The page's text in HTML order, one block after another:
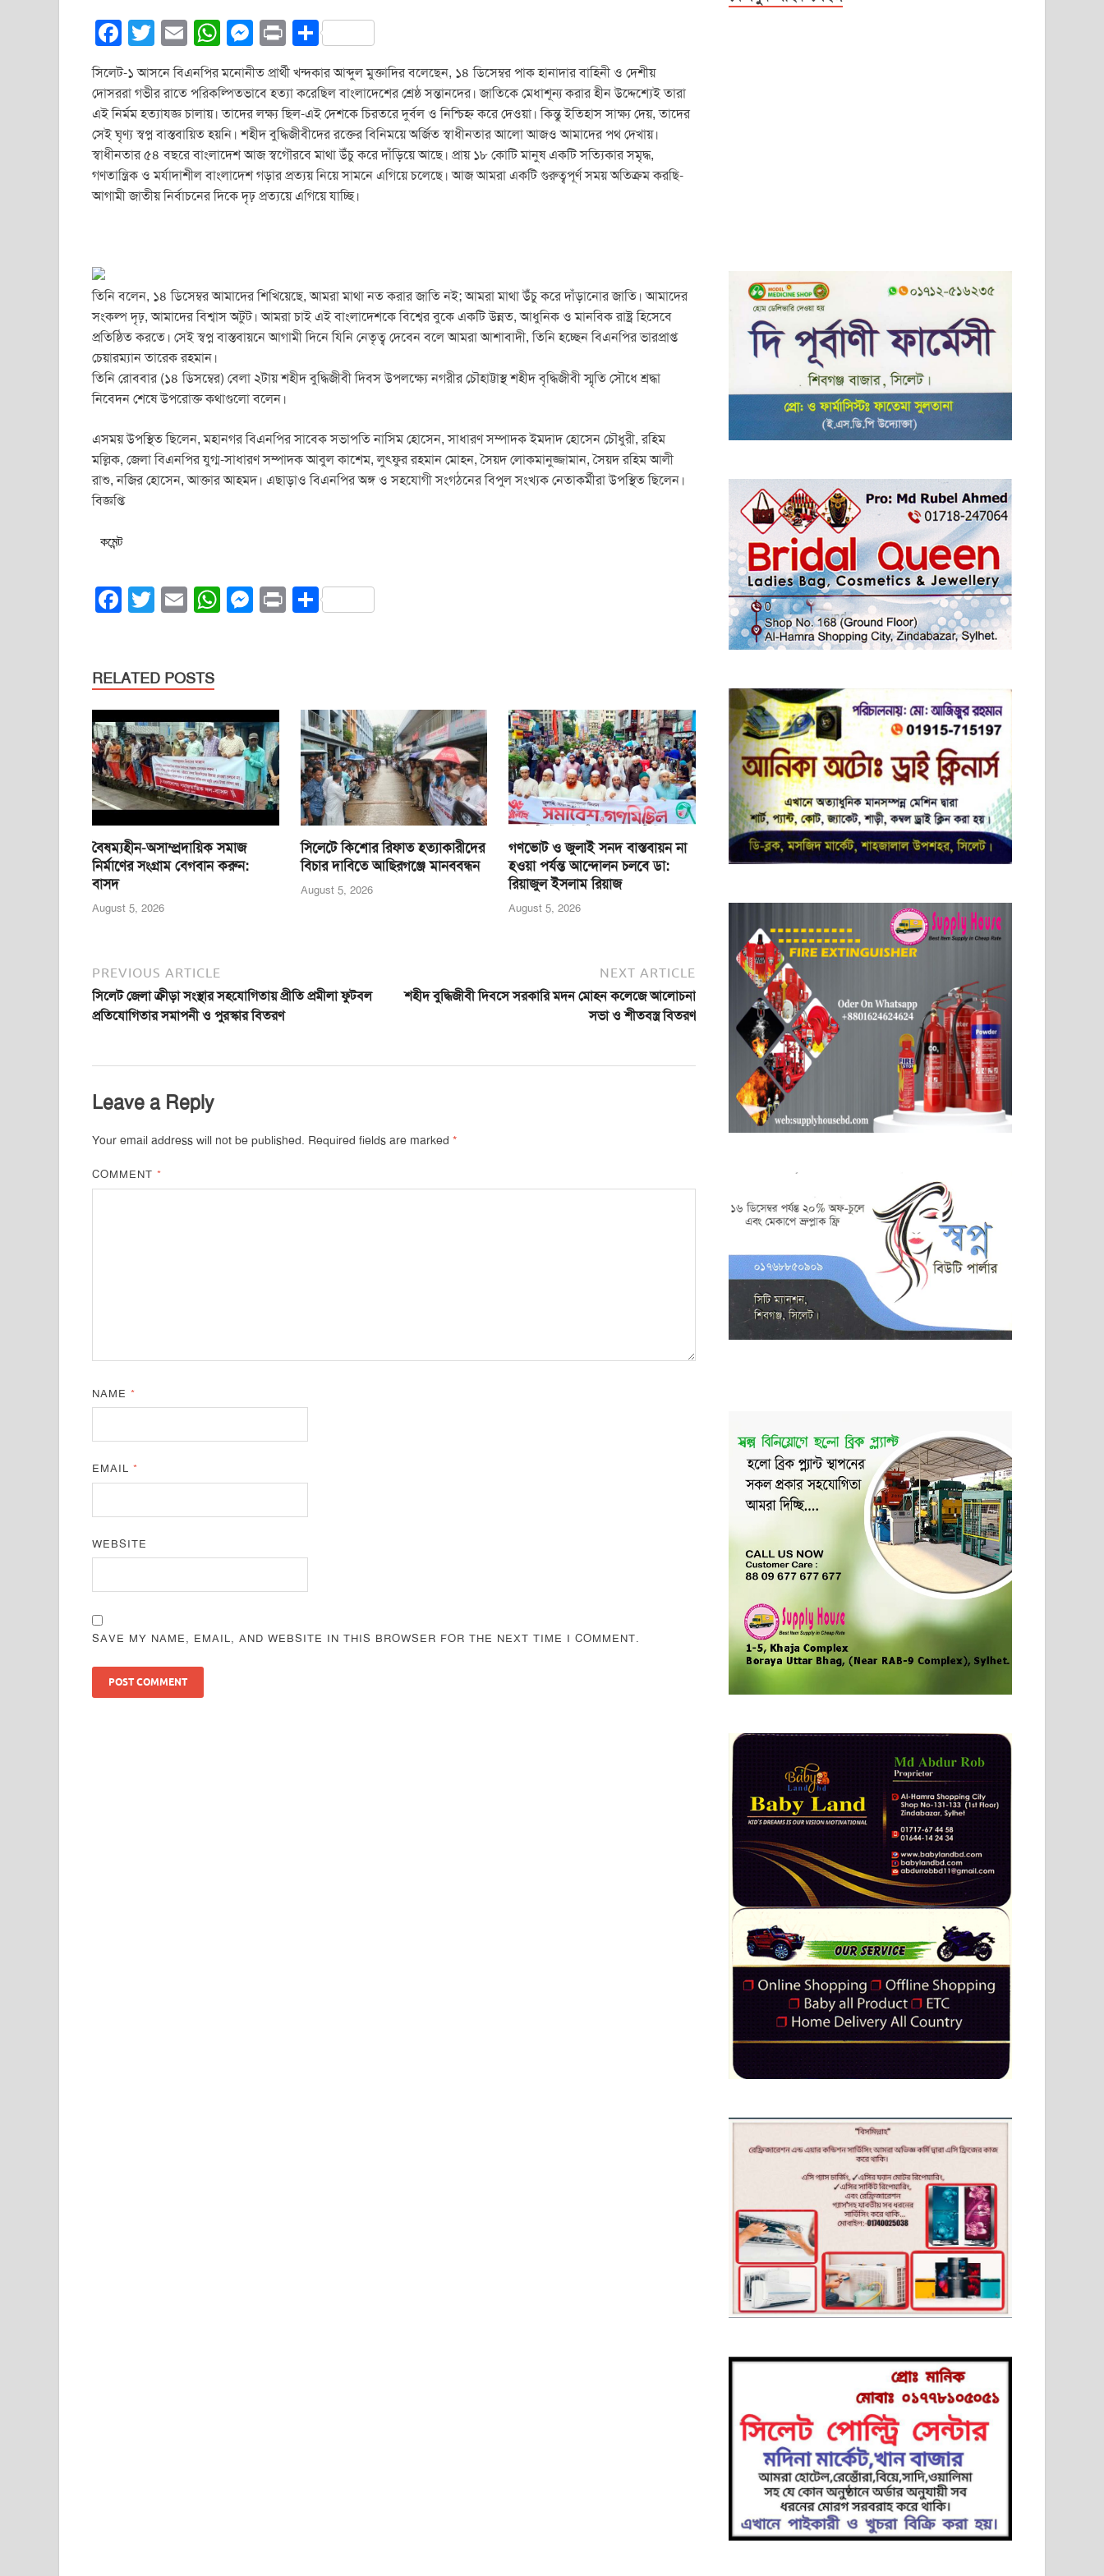
F
a
c
e
b
o
o
T
wi
tt
er
E
m
ail
W
at
s
A
p
p
M
e
ss
e
n
g
er
Pr
in
t
S
h
ar
e
সিলেট-১ আসনে বিএনপির মনোনীত প্রার্থী খন্দকার আব্দুল মুক্তাদির বলেছেন, ১৪ ডিসেম্বর পাক হানাদার বাহিনী ও দেশীয়
দোসররা গভীর রাতে পরিকল্পিতভাবে হত্যা করেছিল বাংলাদেশের শ্রেষ্ঠ সন্তানদের। জাতিকে মেধাশূন্য করার হীন উদ্দেশ্যেই তারা
এই নির্মম হত্যাযজ্ঞ চালায়। তাদের লক্ষ্য ছিল-এই দেশকে চিরতরে দুর্বল ও নিশ্চিহ্ন করে দেওয়া। কিন্তু ইতিহাস সাক্ষ্য দেয়, তাদের
সেই ঘৃণ্য স্বপ্ন বাস্তবায়িত হয়নি। শহীদ বুদ্ধিজীবীদের রক্তের বিনিময়ে অর্জিত স্বাধীনতার আলো আজও আমাদের পথ দেখায়।
স্বাধীনতার ৫৪ বছরে বাংলাদেশ আজ স্বগৌরবে মাথা উঁচু করে দাঁড়িয়ে আছে। প্রায় ১৮ কোটি মানুষ একটি সত্যিকার সমৃদ্ধ,
গণতান্ত্রিক ও মর্যাদাশীল বাংলাদেশ গড়ার প্রত্যয় নিয়ে সামনে এগিয়ে চলেছে। আজ আমরা একটি গুরুত্বপূর্ণ সময় অতিক্রম করছি-
আগামী জাতীয় নির্বাচনের দিকে দৃঢ় প্রত্যয়ে এগিয়ে যাচ্ছি।
তিনি বলেন, ১৪ ডিসেম্বর আমাদের শিখিয়েছে, আমরা মাথা নত করার জাতি নই; আমরা মাথা উঁচু করে দাঁড়ানোর জাতি। আমাদের
সংকল্প দৃঢ়, আমাদের বিশ্বাস অটুট। আমরা চাই এই বাংলাদেশকে বিশ্বের বুকে একটি উন্নত, আধুনিক ও মানবিক রাষ্ট্র হিসেবে
প্রতিষ্ঠিত করতে। সেই স্বপ্ন বাস্তবায়নে আগামী দিনে যিনি নেতৃত্ব দেবেন বলে আমরা আশাবাদী, তিনি হচ্ছেন বিএনপির ভারপ্রাপ্ত
চেয়ারম্যান তারেক রহমান।
তিনি রোববার (১৪ ডিসম্বের) বেলা ২টায় শহীদ বুদ্ধিজীবী দিবস উপলক্ষ্যে নগরীর চৌহাট্টাস্থ শহীদ বৃদ্ধিজীবী স্মৃতি সৌধে শ্রদ্ধা
নিবেদন শেষে উপরোক্ত কথাগুলো বলেন।
এসময় উপস্থিত ছিলেন, মহানগর বিএনপির সাবেক সভাপতি নাসিম হোসেন, সাধারণ সম্পাদক ইমদাদ হোসেন চৌধুরী, রহিম
মল্লিক, জেলা বিএনপির যুগ্ম-সাধারণ সম্পাদক আবুল কাশেম, লুৎফুর রহমান মোহন, সৈয়দ লোকমানুজ্জামান, সৈয়দ রহিম আলী
রাশু, নজির হোসেন, আক্তার আহমদ। এছাড়াও বিএনপির অঙ্গ ও সহযোগী সংগঠনের বিপুল সংখ্যক নেতাকর্মীরা উপস্থিত ছিলেন।
বিজ্ঞপ্তি
কমেন্ট
F
e
b
o
o
k
T
er
E
W
A
p
p
M
n
g
er
Pr S
RELATED POSTS
বৈষম্যহীন-অসাম্প্রদায়িক সমাজ
নির্মাণের সংগ্রাম বেগবান করুন:
বাসদ
August 5, 2026
সিলেটে কিশোর রিফাত হত্যাকারীদের
বিচার দাবিতে আছিরগঞ্জে মানববন্ধন
August 5, 2026
গণভোট ও জুলাই সনদ বাস্তবায়ন না
হওয়া পর্যন্ত আন্দোলন চলবে ডা:
রিয়াজুল ইসলাম রিয়াজ
August 5, 2026
PREVIOUS ARTICLE
সিলেট জেলা ক্রীড়া সংস্থার সহযোগিতায় প্রীতি প্রমীলা ফুটবল
প্রতিযোগিতার সমাপনী ও পুরস্কার বিতরণ
NEXT ARTICLE
শহীদ বুদ্ধিজীবী দিবসে সরকারি মদন মোহন কলেজে আলোচনা
সভা ও শীতবস্ত্র বিতরণ
Leave a Reply
Your email address will not be published. Required fields are marked *
COMMENT*
NAME*
EMAIL*
WEBSITE
SAVE MY NAME, EMAIL, AND WEBSITE IN THIS BROWSER FOR THE NEXT TIME I COMMENT.